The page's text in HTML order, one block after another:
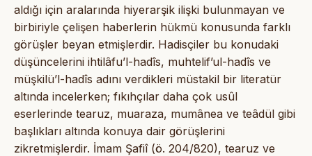
aldığı için aralarında hiyerarşik ilişki bulunmayan ve
birbiriyle çelişen haberlerin hükmü konusunda farklı
görüşler beyan etmişlerdir. Hadisçiler bu konudaki
düşüncelerini ihtilâfu’l-hadîs, muhtelif’ul-hadîs ve
müşkilü’l-hadîs adını verdikleri müstakil bir literatür
altında incelerken; fıkıhçılar daha çok usûl
eserlerinde tearuz, muaraza, mumânea ve teâdül gibi
başlıkları altında konuya dair görüşlerini
zikretmişlerdir. İmam Şafiî (ö. 204/820), tearuz ve